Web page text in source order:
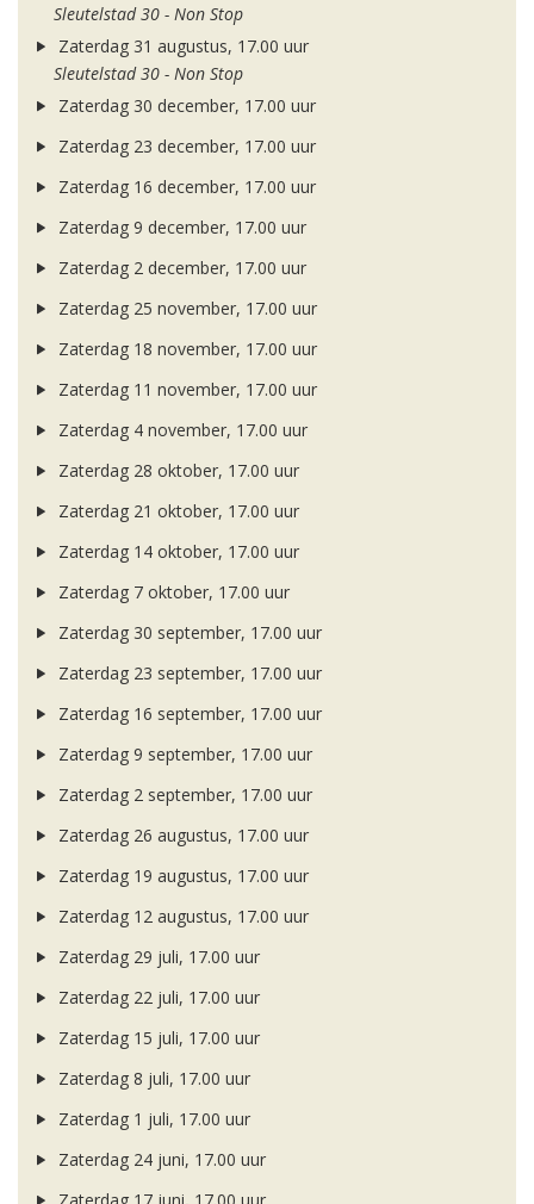
Sleutelstad 30 - Non Stop
Zaterdag 31 augustus, 17.00 uur
Sleutelstad 30 - Non Stop
Zaterdag 30 december, 17.00 uur
Zaterdag 23 december, 17.00 uur
Zaterdag 16 december, 17.00 uur
Zaterdag 9 december, 17.00 uur
Zaterdag 2 december, 17.00 uur
Zaterdag 25 november, 17.00 uur
Zaterdag 18 november, 17.00 uur
Zaterdag 11 november, 17.00 uur
Zaterdag 4 november, 17.00 uur
Zaterdag 28 oktober, 17.00 uur
Zaterdag 21 oktober, 17.00 uur
Zaterdag 14 oktober, 17.00 uur
Zaterdag 7 oktober, 17.00 uur
Zaterdag 30 september, 17.00 uur
Zaterdag 23 september, 17.00 uur
Zaterdag 16 september, 17.00 uur
Zaterdag 9 september, 17.00 uur
Zaterdag 2 september, 17.00 uur
Zaterdag 26 augustus, 17.00 uur
Zaterdag 19 augustus, 17.00 uur
Zaterdag 12 augustus, 17.00 uur
Zaterdag 29 juli, 17.00 uur
Zaterdag 22 juli, 17.00 uur
Zaterdag 15 juli, 17.00 uur
Zaterdag 8 juli, 17.00 uur
Zaterdag 1 juli, 17.00 uur
Zaterdag 24 juni, 17.00 uur